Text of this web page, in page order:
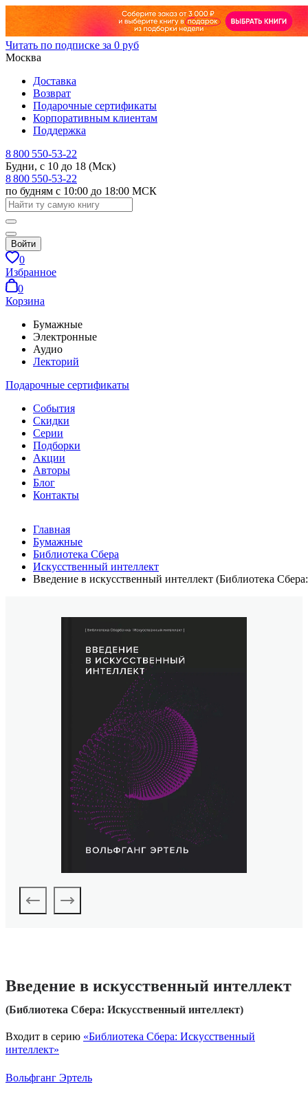
Читать по подписке за 0 руб
Москва
Доставка
Возврат
Подарочные сертификаты
Корпоративным клиентам
Поддержка
8 800 550-53-22
Будни, с 10 до 18 (Мск)
8 800 550-53-22
по будням с 10:00 до 18:00 МСК
Войти
0
Избранное
0
Корзина
Бумажные
Электронные
Аудио
Лекторий
Подарочные сертификаты
События
Скидки
Серии
Подборки
Акции
Авторы
Блог
Контакты
Главная
Бумажные
Библиотека Сбера
Искусственный интеллект
Введение в искусственный интеллект (Библиотека
Введение в искусственный интеллект
(Библиотека Сбера: Искусственный интеллект)
Входит в серию «Библиотека Сбера: Искусственный
интеллект»
Вольфганг Эртель